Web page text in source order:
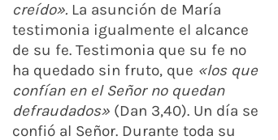
creído».La asunción de María
testimonia igualmente el alcance
de su fe. Testimonia que su fe no
ha quedado sin fruto, que «los que
confían en el Señor no quedan
defraudados» (Dan 3,40). Un día se
confió al Señor. Durante toda su